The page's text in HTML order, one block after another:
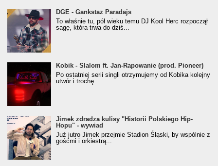
donGURALesko z nagrodą za
Klasyczny/Trueschoolowy Album Roku
(Popkillery 2023)
DGE - Gankstaz Paradajs
To właśnie tu, pół wieku temu DJ Kool Herc rozpoczął
sagę, która trwa do dziś...
Kobik - Slalom ft. Jan-Rapowanie (prod. Pioneer)
[Official Music Visualiser]
Kobik - Slalom ft. Jan-Rapowanie (prod. Pioneer)
Po ostatniej serii singli otrzymujemy od Kobika kolejny
utwór i trochę...
Jimek zdradza kulisy "Historii Polskiego Hip-
Hopu" - wywiad
Jimek zdradza kulisy "Historii Polskiego Hip-
Hopu" - wywiad
Już jutro Jimek przejmie Stadion Śląski, by wspólnie z
gośćmi i orkiestrą...